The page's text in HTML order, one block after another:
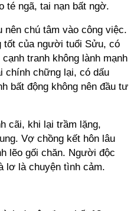
té ngã, tai nạn bất ngờ.
chú tâm vào công việc.
tốt của người tuổi Sửu, có
tranh không lành mạnh
chính chững lại, có dấu
bất động không nên đầu tư
cãi, khi lại trầm lặng,
Vợ chồng kết hôn lâu
lẽo gối chăn. Người độc
lơ là chuyện tình cảm.